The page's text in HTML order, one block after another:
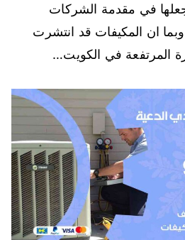
جعلها في مقدمة الشركات
ان المكيفات قد انتشرت
المرتفعة في الكويت…